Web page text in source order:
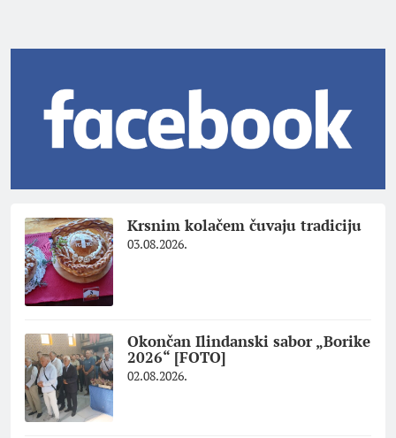
Krsnim kolačem čuvaju tradiciju
03.08.2026.
Okončan Ilindanski sabor „Borike
2026“ [FOTO]
02.08.2026.